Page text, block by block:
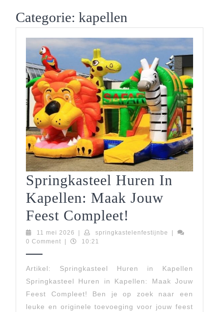
Categorie: kapellen
Springkasteel Huren In
Kapellen: Maak Jouw
Feest Compleet!
Huren
Kapellen:
Maak
Jouw
11 mei 2026 11
mei
springkastelenfestijnbe
0 Comment
10:21
Artikel: Springkasteel Huren in Kapellen
Springkasteel Huren in Kapellen: Maak Jouw
Feest Compleet! Ben je op zoek naar een
leuke en originele toevoeging voor jouw feest